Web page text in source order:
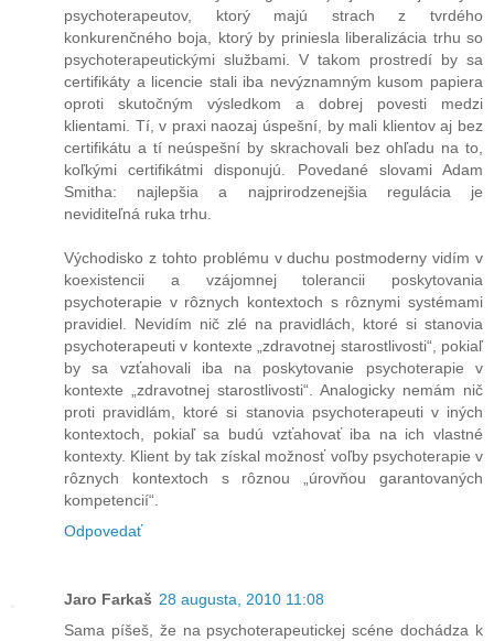
psychoterapeutov, ktorý majú strach z tvrdého
konkurenčného boja, ktorý by priniesla liberalizácia trhu so
psychoterapeutickými službami. V takom prostredí by sa
certifikáty a licencie stali iba nevýznamným kusom papiera
oproti skutočným výsledkom a dobrej povesti medzi
klientami. Tí, v praxi naozaj úspešní, by mali klientov aj bez
certifikátu a tí neúspešní by skrachovali bez ohľadu na to,
koľkými certifikátmi disponujú. Povedané slovami Adam
Smitha: najlepšia a najprirodzenejšia regulácia je
neviditeľná ruka trhu.
Východisko z tohto problému v duchu postmoderny vidím v
koexistencii a vzájomnej tolerancii poskytovania
psychoterapie v rôznych kontextoch s rôznymi systémami
pravidiel. Nevidím nič zlé na pravidlách, ktoré si stanovia
psychoterapeuti v kontexte „zdravotnej starostlivosti“, pokiaľ
by sa vzťahovali iba na poskytovanie psychoterapie v
kontexte „zdravotnej starostlivosti“. Analogicky nemám nič
proti pravidlám, ktoré si stanovia psychoterapeuti v iných
kontextoch, pokiaľ sa budú vzťahovať iba na ich vlastné
kontexty. Klient by tak získal možnosť voľby psychoterapie v
rôznych kontextoch s rôznou „úrovňou garantovaných
kompetencií“.
Odpovedať
Jaro Farkaš 28 augusta, 2010 11:08
Sama píšeš, že na psychoterapeutickej scéne dochádza k